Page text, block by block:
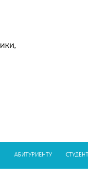
АБИТУРИЕНТУ